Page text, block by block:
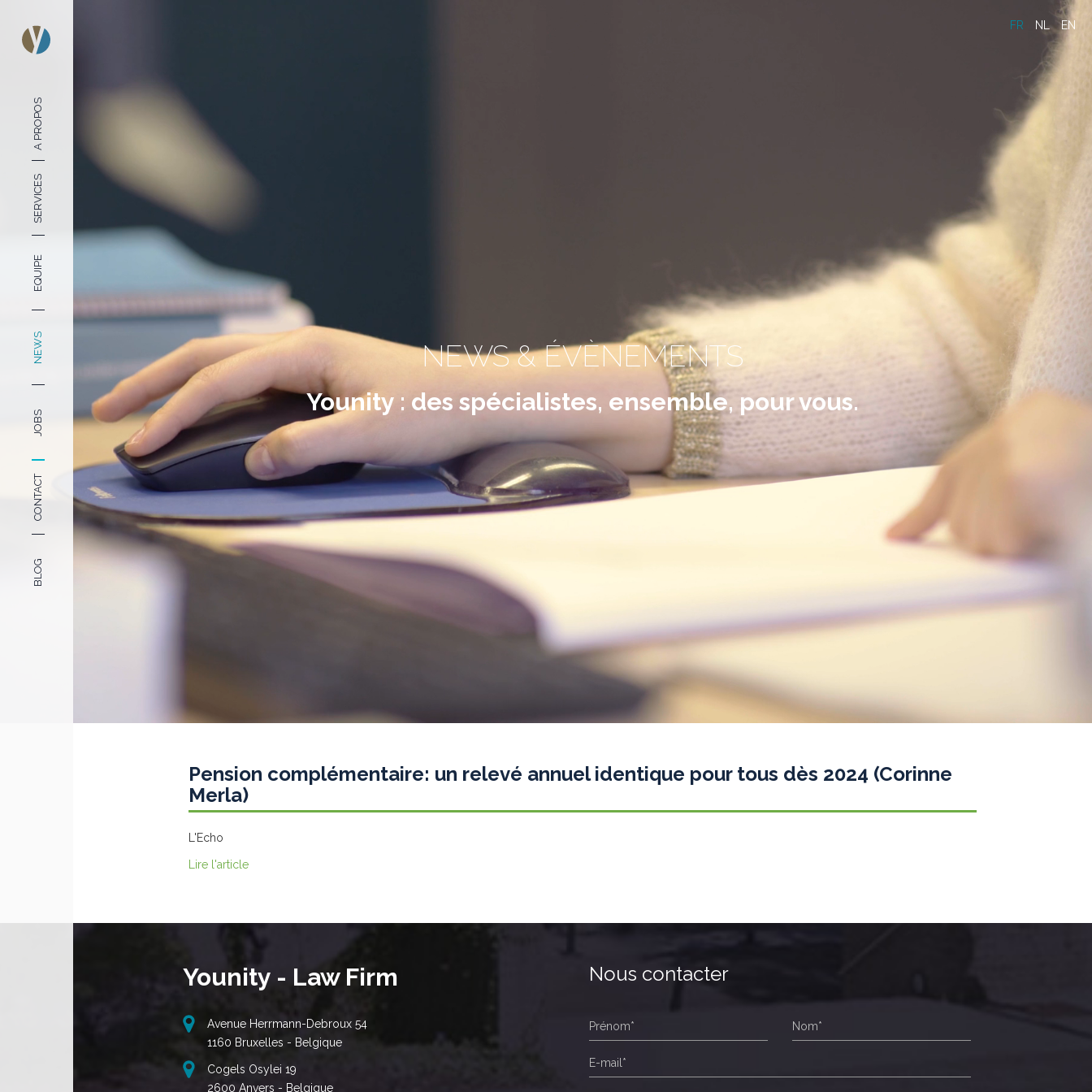
A PROPOS
SERVICES
EQUIPE
NEWS
JOBS
CONTACT
BLOG
FR NL EN
NEWS & ÉVÈNEMENTS
Younity : des spécialistes, ensemble, pour vous.
Pension complémentaire: un relevé annuel identique pour tous dès 2024 (Corinne
Merla)
L'Echo
Lire l'article
Younity - Law Firm
Avenue Herrmann-Debroux 54
1160 Bruxelles - Belgique
Cogels Osylei 19
2600 Anvers - Belgique
Nous contacter